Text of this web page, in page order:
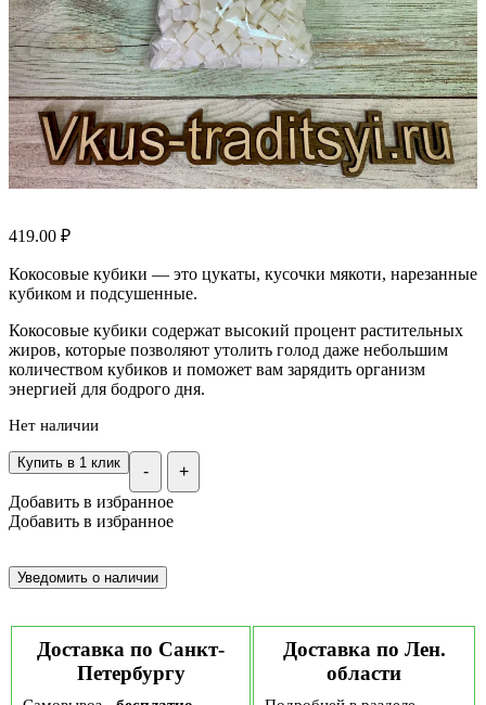
419.00 ₽
Кокосовые кубики — это цукаты, кусочки мякоти, нарезанные
кубиком и подсушенные.
Кокосовые кубики содержат высокий процент растительных
жиров, которые позволяют утолить голод даже небольшим
количеством кубиков и поможет вам зарядить организм
энергией для бодрого дня.
Нет наличии
- +
Купить в 1 клик
Добавить в избранное
Добавить в избранное
Доставка по Санкт-
Петербургу
Доставка по Лен.
области